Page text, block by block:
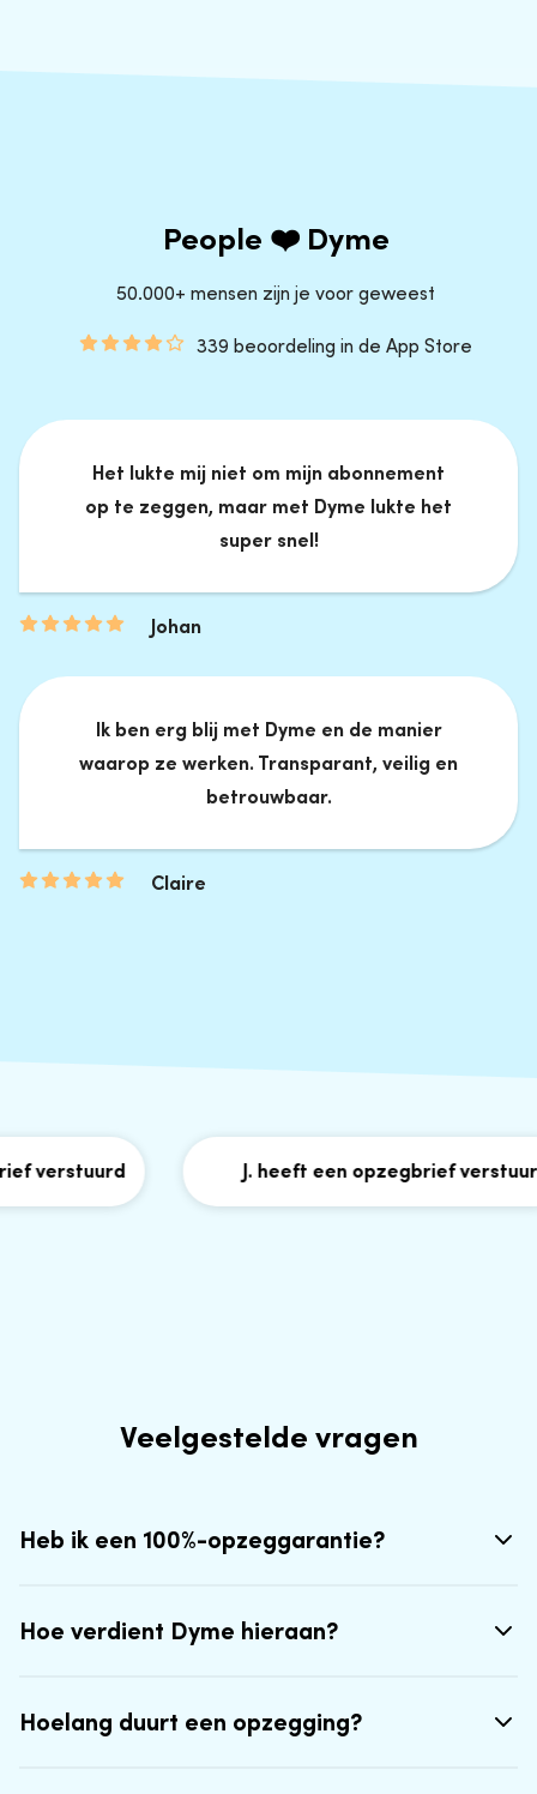
People ❤️ Dyme
50.000+ mensen zijn je voor geweest
339 beoordeling in de App Store
Het lukte mij niet om mijn abonnement
op te zeggen, maar met Dyme lukte het
super snel!
Johan
Ik ben erg blij met Dyme en de manier
waarop ze werken. Transparant, veilig en
betrouwbaar.
Claire
verstuurd J. heeft een opzegbrief verstuurd
Veelgestelde vragen
Heb ik een 100%-opzeggarantie?
Hoe verdient Dyme hieraan?
Hoelang duurt een opzegging?